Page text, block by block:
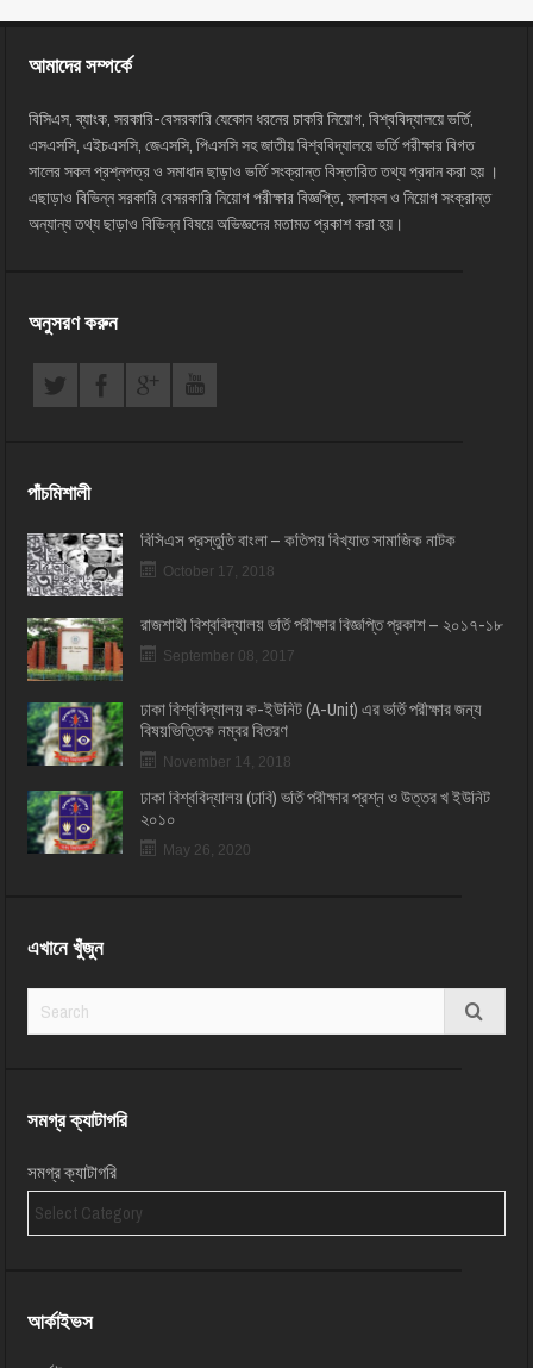
আমাদের সম্পর্কে
বিসিএস, ব্যাংক, সরকারি-বেসরকারি যেকোন ধরনের চাকরি নিয়োগ, বিশ্ববিদ্যালয়ে ভর্তি,
এসএসসি, এইচএসসি, জেএসসি, পিএসসি সহ জাতীয় বিশ্ববিদ্যালয়ে ভর্তি পরীক্ষার বিগত
সালের সকল প্রশ্নপত্র ও সমাধান ছাড়াও ভর্তি সংক্রান্ত বিস্তারিত তথ্য প্রদান করা হয় ।
এছাড়াও বিভিন্ন সরকারি বেসরকারি নিয়োগ পরীক্ষার বিজ্ঞপ্তি, ফলাফল ও নিয়োগ সংক্রান্ত
অন্যান্য তথ্য ছাড়াও বিভিন্ন বিষয়ে অভিজ্ঞদের মতামত প্রকাশ করা হয়।
অনুসরণ করুন
পাঁচমিশালী
বিসিএস প্রস্তুতি বাংলা – কতিপয় বিখ্যাত সামাজিক নাটক
October 17, 2018
রাজশাহী বিশ্ববিদ্যালয় ভর্তি পরীক্ষার বিজ্ঞপ্তি প্রকাশ – ২০১৭-১৮
September 08, 2017
ঢাকা বিশ্ববিদ্যালয় ক-ইউনিট (A-Unit) এর ভর্তি পরীক্ষার জন্য
বিষয়ভিত্তিক নম্বর বিতরণ
November 14, 2018
ঢাকা বিশ্ববিদ্যালয় (ঢাবি) ভর্তি পরীক্ষার প্রশ্ন ও উত্তর খ ইউনিট
২০১০
May 26, 2020
এখানে খুঁজুন
সমগ্র ক্যাটাগরি
সমগ্র ক্যাটাগরি
আর্কাইভস